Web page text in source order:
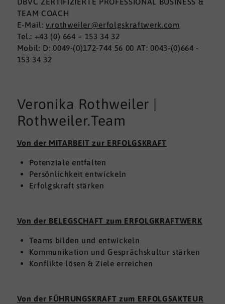
TEAM COACH
E-Mail: v.rothweiler@erfolgskraftwerk.com
Tel.: +43 (0) 664 – 153 34 32
Mobil: D: 0049-(0)172-744 56 00 AT: 0043-(0)664 -
153 34 32
Veronika Rothweiler |
Rothweiler.Team
Von der MITARBEIT zur ERFOLGSKRAFT
Potenziale entfalten
Persönlichkeit entwickeln
Erfolgskraft stärken
Von der BELEGSCHAFT zum ERFOLGKRAFTWERK
Teams bilden und entwickeln
Kommunikation und Gesprächskultur stärken
Konflikte lösen & Ziele erreichen
Von der FÜHRUNGSKRAFT zum ERFOLGSAKTEUR